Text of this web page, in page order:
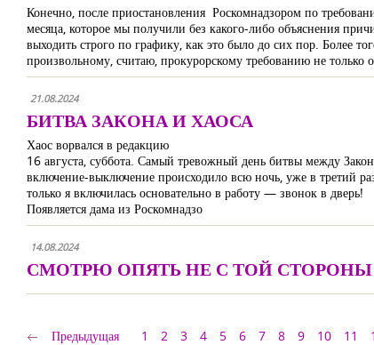
Конечно, после приостановления Роскомнадзором по
месяца, которое мы получили без какого-либо объяснения
выходить строго по графику, как это было до сих пор. Более
произвольному, считаю, прокурорскому требованию не
21.08.2024
БИТВА ЗАКОНА И ХАОСА
Хаос ворвался в редакцию
16 августа, суббота. Самый тревожный день битвы между
включение-выключение происходило всю ночь, уже в третий
только я включилась основательно в работу — звонок в дверь!
Появляется дама из Роскомнадзо
14.08.2024
СМОТРЮ ОПЯТЬ НЕ С ТОЙ СТОРОНЫ
Предыдущая 1 2 3 4 5 6 7 8 9 10 11